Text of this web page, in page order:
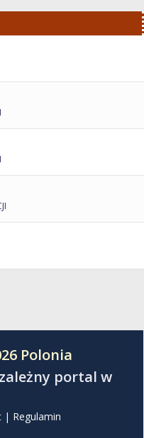
Polonia
portal w
| Regulamin